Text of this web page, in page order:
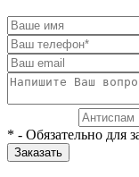
* - Обязательно для